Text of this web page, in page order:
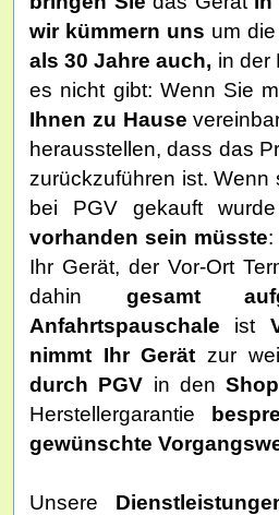
wir kümmern uns um
als 30 Jahre auch, in der
es nicht gibt: Wenn Sie
Ihnen zu Hause
herausstellen, dass das
zurückzuführen ist.
bei PGV gekauft
vorhanden sein müsste
Ihr Gerät, der Vor-Ort
dahin gesamt
Anfahrtspauschale ist
nimmt Ihr Gerät zur
durch PGV in den
Herstellergarantie
gewünschte
Unsere